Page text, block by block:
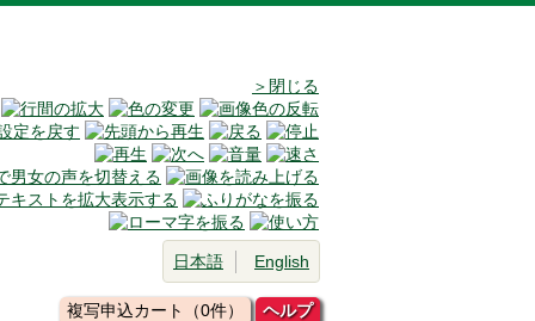
＞閉じる
日本語 English
複写申込カート（0件） ヘルプ